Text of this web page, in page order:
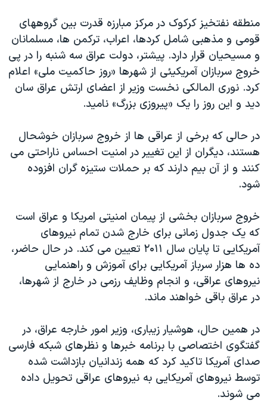
علم و فناوری
اسرائیل در جنگ
گالری عکس
آرشیو پخش زنده
رمز مهسا
ورزش زنان در ایران
اعتراضات زن، زندگی، آزادی
مجموعه مستندهای دادخواهی
دادگاه حمید نوری
چهل سال گروگان‌گیری
قانون شفافیت دارائی کادر رهبری ایران
اسرائیل در جنگ
نرگس محمدی برنده جایزه نوبل صلح
همایش محافظه‌کاران آمریکا «سی‌پک»
صفحه‌های ویژه
زبانهای مختلف
منطقه نفتخیز کرکوک در مرکز مبارزه قدرت بین گروههای
قومی و مذهبی شامل کردها، اعراب، ترکمن ها، مسلمانان
و مسیحیان قرار دارد. پیشتر، دولت عراق سه شنبه را در پی
خروج سربازان آمریکیئی از شهرها «روز حاکمیت ملی» اعلام
کرد. نوری المالکی نخست وزیر از اعضای ارتش عراق سان
دید و این روز را یک «پیروزی بزرگ» نامید.
در حالی که برخی از عراقی ها از خروج سربازان خوشحال
هستند، دیگران از این تغییر در امنیت احساس ناراحتی می
کنند و از آن بیم دارند که بر حملات ستیزه گران افزوده
شود.
خروج سربازان بخشی از پیمان امنیتی امریکا و عراق است
که یک جدول زمانی برای خارج شدن تمام نیروهای
آمریکایی تا پایان سال ۲۰۱۱ تعیین می کند. در حال حاضر،
ده ها هزار سرباز آمریکایی برای آموزش و راهنمایی
نیروهای عراقی، و انجام وظایف رزمی در خارج از شهرها،
در عراق باقی خواهند ماند.
در همین حال، هوشیار زیباری، وزیر امور خارجه عراق، در
گفتگوی اختصاصی با برنامه خبرها و نظرهای شبکه فارسی
صدای آمریکا تاکید کرد که همه زندانیان بازداشت شده
توسط نیروهای آمریکایی به نیروهای عراقی تحویل داده
می شوند.